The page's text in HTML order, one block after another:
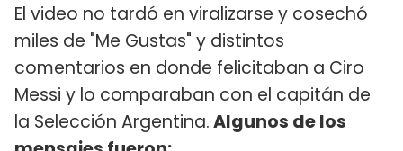
El video no tardó en viralizarse y cosechó
miles de "Me Gustas" y distintos
comentarios en donde felicitaban a Ciro
Messi y lo comparaban con el capitán de
la Selección Argentina.Algunos de los